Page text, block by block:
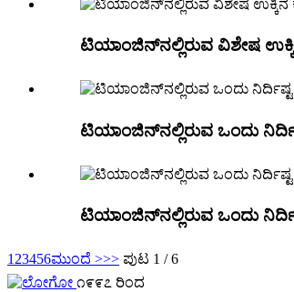
ಟಿಯಾಂಜಿನ್‌ನಲ್ಲಿರುವ ವಿಶೇಷ
ಟಿಯಾಂಜಿನ್‌ನಲ್ಲಿರುವ ಒಂದು
ಟಿಯಾಂಜಿನ್‌ನಲ್ಲಿರುವ ಒಂದು
1 23456ಮುಂದೆ >>> ಪುಟ 1 / 6
೧೯೯೭ ರಿಂದ